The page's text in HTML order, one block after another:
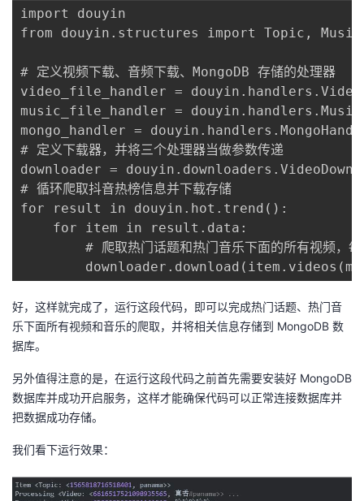
import douyin
from douyin.structures import Topic, Music
# 定义视频下载、音频下载、MongoDB 存储的处理器
video_file_handler =
music_file_handler =
mongo_handler =
# 定义下载器，并将三个处理器当做参数传递
downloader =
# 循环爬取抖音热榜信息并下载存储
for result in douyin.hot.trend():
for item in result.data:
# 爬取热门话题和热门音乐下面的所有视频，每个
好，这样就完成了，运行这段代码，即可以完成热门话题、热门音
乐下面所有视频和音乐的爬取，并将相关信息存储到 MongoDB 数
据库。
另外值得注意的是，在运行这段代码之前首先需要安装好 MongoDB
数据库并成功开启服务，这样才能确保代码可以正常连接数据库并
把数据成功存储。
我们看下运行效果：